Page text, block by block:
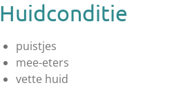
Huidconditie
puistjes
mee-eters
vette huid